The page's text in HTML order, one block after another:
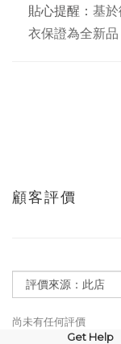
貼心提醒： 基
衣保證為全新品
顧客評價
尚未有任何評價
Get Help